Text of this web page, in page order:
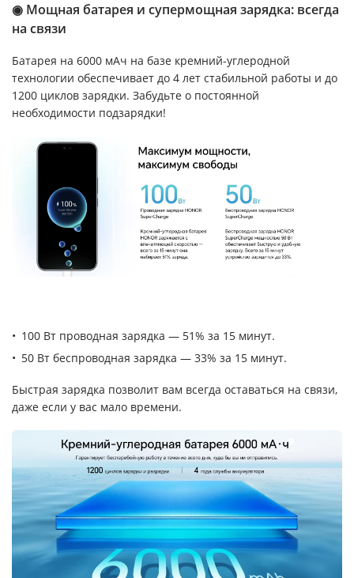
◉ Мощная батарея и супермощная зарядка: всегда
на связи
Батарея на 6000 мАч на базе кремний-углеродной
технологии обеспечивает до 4 лет стабильной работы и до
1200 циклов зарядки. Забудьте о постоянной
необходимости подзарядки!
100 Вт проводная зарядка — 51% за 15 минут.
50 Вт беспроводная зарядка — 33% за 15 минут.
Быстрая зарядка позволит вам всегда оставаться на связи,
даже если у вас мало времени.